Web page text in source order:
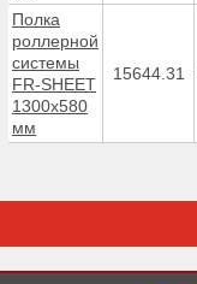
Полка
роллерной
системы
FR-SHEET
1300х580
мм
15644.31